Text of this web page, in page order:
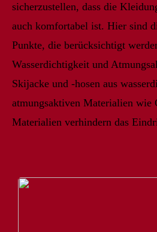
sicherzustellen, dass die
auch komfortabel ist. Hier sind
Punkte, die berücksichtigt
Wasserdichtigkeit und
Skijacke und -hosen aus
atmungsaktiven Materialien wie
Materialien verhindern das